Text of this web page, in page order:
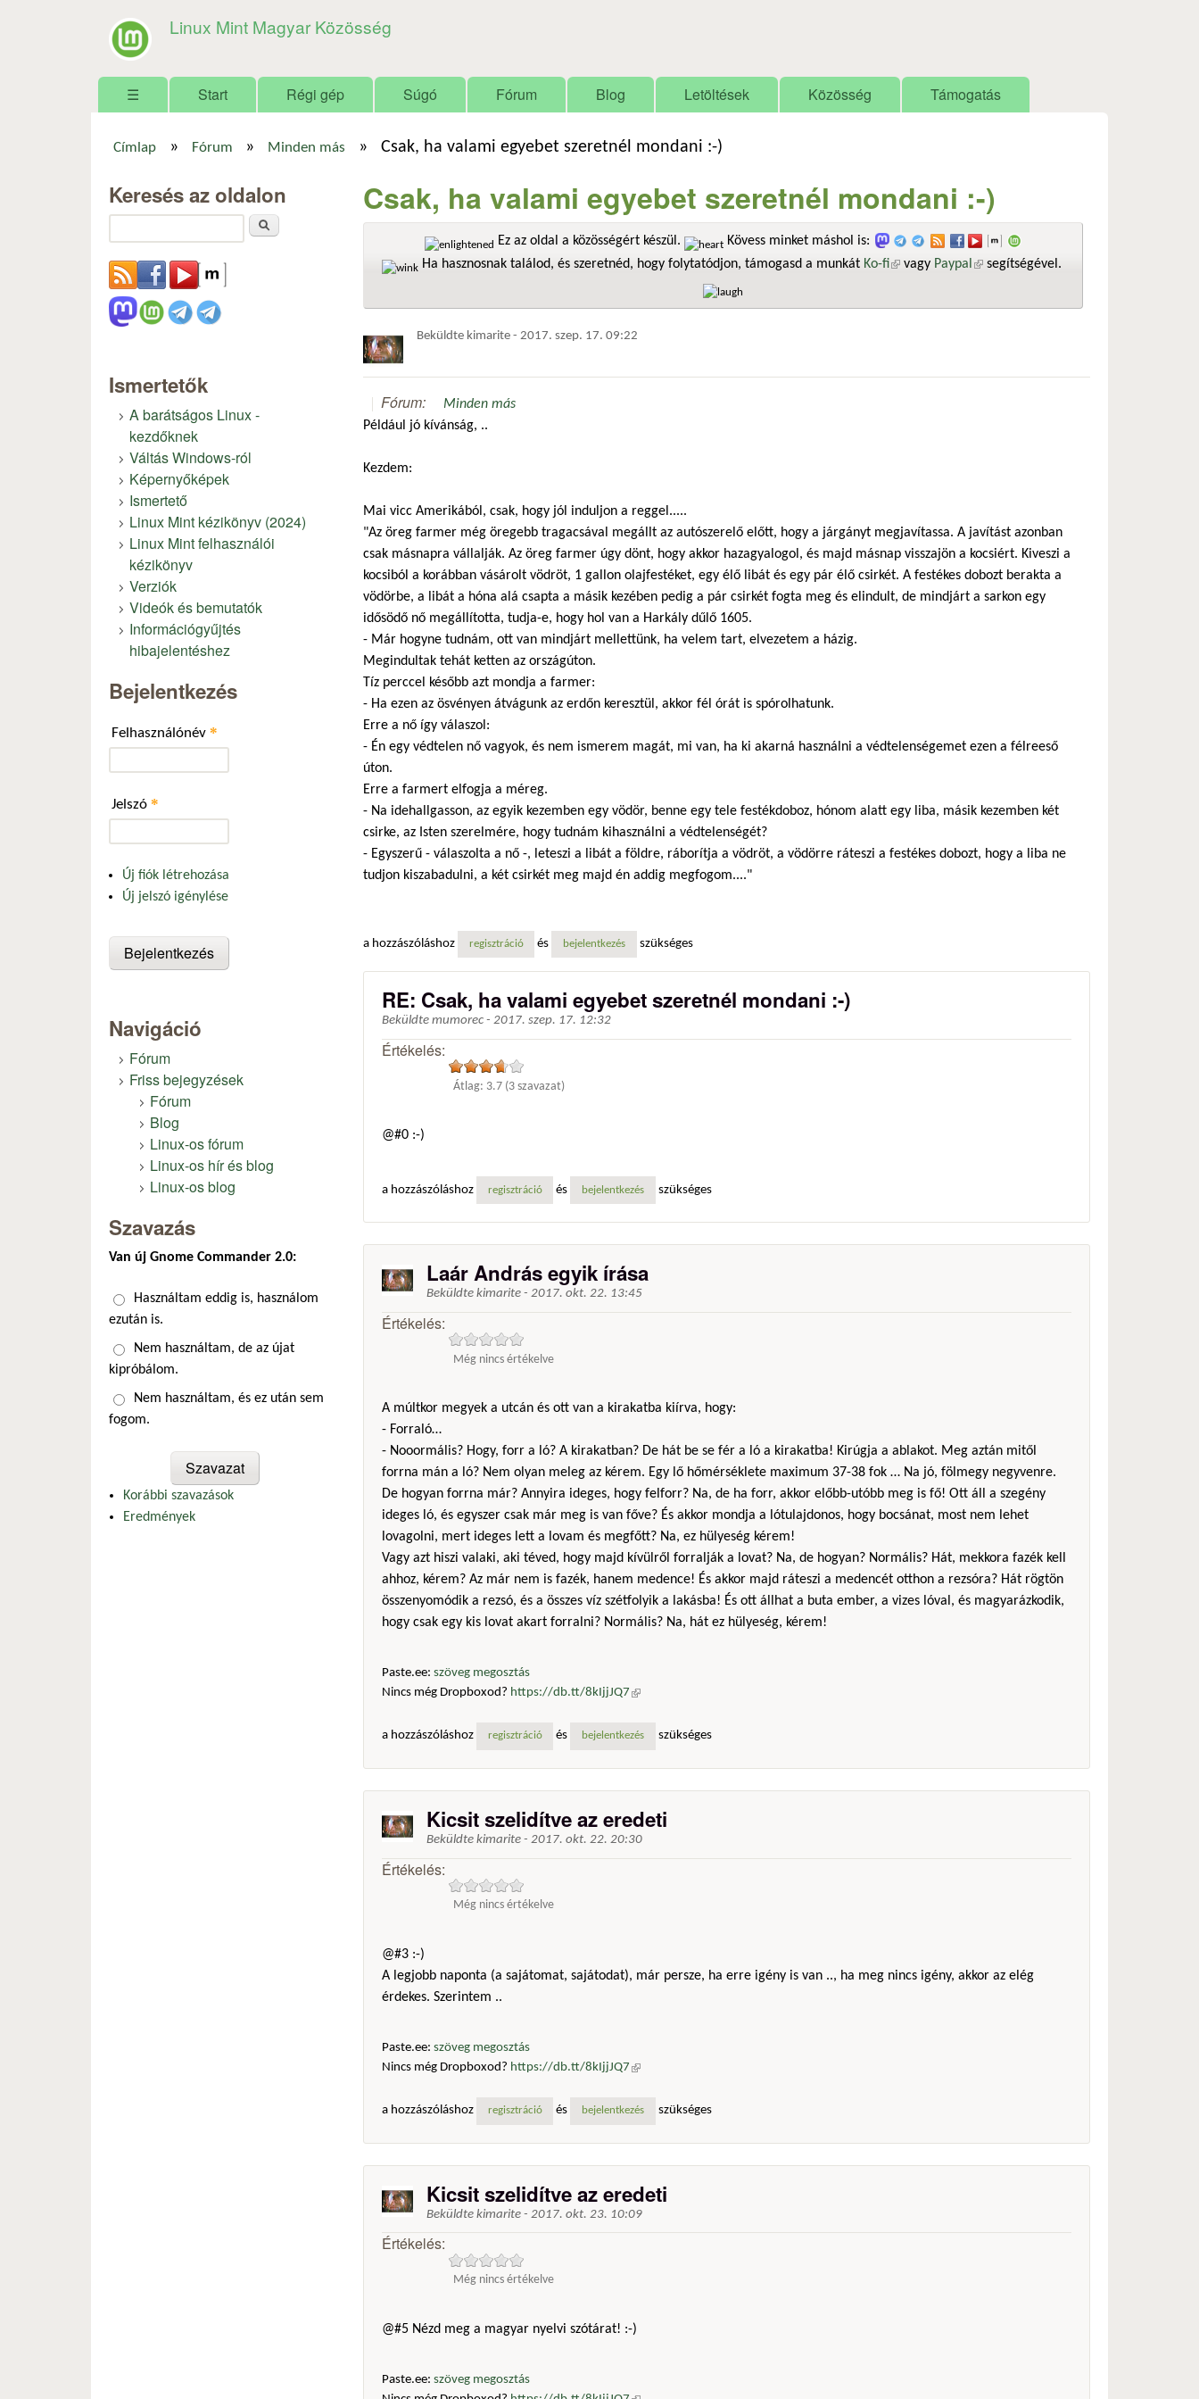
Linux Mint Magyar Közösség
Főmenü
☰ Start Régi gép Súgó Fórum Blog Letöltések Közösség Támogatás
Címlap » Fórum » Minden más » Csak, ha valami egyebet szeretnél mondani :-)
Csak, ha valami egyebet szeretnél mondani :-)
Ez az oldal a közösségért készül.
Kövess minket máshol is:
Ha hasznosnak találod, és szeretnéd, hogy folytatódjon, támogasd a munkát Ko-fi(külső hivatkozás)
vagy Paypal (külső hivatkozás)
segítségével.
Beküldte kimarite - 2017. szep. 17. 09:22
Fórum:
Minden más
Például jó kívánság, ..
Kezdem:
Mai vicc Amerikából, csak, hogy jól induljon a reggel.....
"Az öreg farmer még öregebb tragacsával megállt az autószerelő előtt, hogy a járgányt megjavítassa. A javítást azonban
csak másnapra vállalják. Az öreg farmer úgy dönt, hogy akkor hazagyalogol, és majd másnap visszajön a kocsiért. Kiveszi a
kocsiból a korábban vásárolt vödröt, 1 gallon olajfestéket, egy élő libát és egy pár élő csirkét. A festékes dobozt berakta a
vödörbe, a libát a hóna alá csapta a másik kezében pedig a pár csirkét fogta meg és elindult, de mindjárt a sarkon egy
idősödő nő megállította, tudja-e, hogy hol van a Harkály dűlő 1605.
- Már hogyne tudnám, ott van mindjárt mellettünk, ha velem tart, elvezetem a házig.
Megindultak tehát ketten az országúton.
Tíz perccel később azt mondja a farmer:
- Ha ezen az ösvényen átvágunk az erdőn keresztül, akkor fél órát is spórolhatunk.
Erre a nő így válaszol:
- Én egy védtelen nő vagyok, és nem ismerem magát, mi van, ha ki akarná használni a védtelenségemet ezen a félreeső
úton.
Erre a farmert elfogja a méreg.
- Na idehallgasson, az egyik kezemben egy vödör, benne egy tele festékdoboz, hónom alatt egy liba, másik kezemben két
csirke, az Isten szerelmére, hogy tudnám kihasználni a védtelenségét?
- Egyszerű - válaszolta a nő -, leteszi a libát a földre, ráborítja a vödröt, a vödörre ráteszi a festékes dobozt, hogy a liba ne
tudjon kiszabadulni, a két csirkét meg majd én addig megfogom...."
a hozzászóláshoz regisztráció és bejelentkezés szükséges
RE: Csak, ha valami egyebet szeretnél mondani :-)
Beküldte mumorec - 2017. szep. 17. 12:32
Értékelés:
Átlag: 3.7 (3 szavazat)
@#0 :-)
a hozzászóláshoz regisztráció és bejelentkezés szükséges
Laár András egyik írása
Beküldte kimarite - 2017. okt. 22. 13:45
Értékelés:
Még nincs értékelve
A múltkor megyek a utcán és ott van a kirakatba kiírva, hogy:
- Forraló…
- Nooormális? Hogy, forr a ló? A kirakatban? De hát be se fér a ló a kirakatba! Kirúgja a ablakot. Meg aztán mitől
forrna mán a ló? Nem olyan meleg az kérem. Egy lő hőmérséklete maximum 37-38 fok … Na jó, fölmegy negyvenre.
De hogyan forrna már? Annyira ideges, hogy felforr? Na, de ha forr, akkor előbb-utóbb meg is fő! Ott áll a szegény
ideges ló, és egyszer csak már meg is van főve? És akkor mondja a lótulajdonos, hogy bocsánat, most nem lehet
lovagolni, mert ideges lett a lovam és megfőtt? Na, ez hülyeség kérem!
Vagy azt hiszi valaki, aki téved, hogy majd kívülről forralják a lovat? Na, de hogyan? Normális? Hát, mekkora fazék kell
ahhoz, kérem? Az már nem is fazék, hanem medence! És akkor majd ráteszi a medencét otthon a rezsóra? Hát rögtön
összenyomódik a rezsó, és a összes víz szétfolyik a lakásba! És ott állhat a buta ember, a vizes lóval, és magyarázkodik,
hogy csak egy kis lovat akart forralni? Normális? Na, hát ez hülyeség, kérem!
Paste.ee: szöveg megosztás
Nincs még Dropboxod? https://db.tt/8kIjjJQ7 (külső hivatkozás)
a hozzászóláshoz regisztráció és bejelentkezés szükséges
Kicsit szelidítve az eredeti
Beküldte kimarite - 2017. okt. 22. 20:30
Értékelés:
Még nincs értékelve
@#3 :-)
A legjobb naponta (a sajátomat, sajátodat), már persze, ha erre igény is van .., ha meg nincs igény, akkor az elég
érdekes. Szerintem ..
Paste.ee: szöveg megosztás
Nincs még Dropboxod? https://db.tt/8kIjjJQ7 (külső hivatkozás)
a hozzászóláshoz regisztráció és bejelentkezés szükséges
Kicsit szelidítve az eredeti
Beküldte kimarite - 2017. okt. 23. 10:09
Értékelés:
Még nincs értékelve
@#5 Nézd meg a magyar nyelvi szótárat! :-)
Paste.ee: szöveg megosztás
Keresés az oldalon
Ismertetők
A barátságos Linux -
kezdőknek
Váltás Windows-ról
Képernyőképek
Ismertető
Linux Mint kézikönyv (2024)
Linux Mint felhasználói
kézikönyv
Verziók
Videók és bemutatók
Információgyűjtés
hibajelentéshez
Bejelentkezés
Felhasználónév *
Jelszó *
Új fiók létrehozása
Új jelszó igénylése
Navigáció
Fórum
Friss bejegyzések
Fórum
Blog
Linux-os fórum
Linux-os hír és blog
Linux-os blog
Szavazás
Van új Gnome Commander 2.0:
Választások
Használtam eddig is, használom
ezután is.
Nem használtam, de az újat
kipróbálom.
Nem használtam, és ez után sem
fogom.
Korábbi szavazások
Eredmények